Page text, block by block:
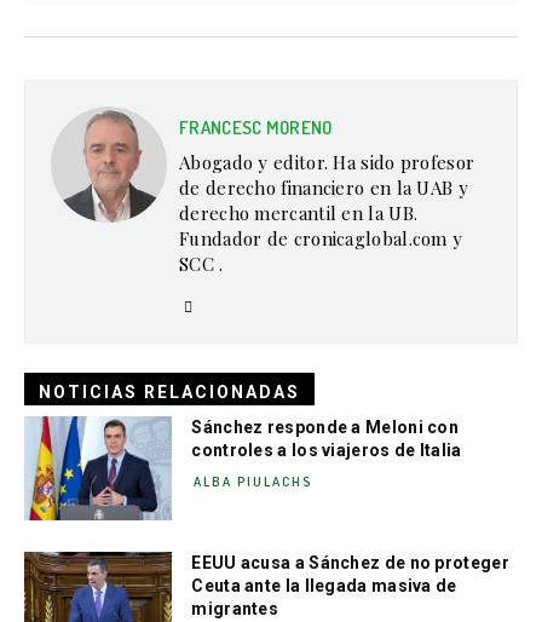
FRANCESC MORENO
Abogado y editor. Ha sido profesor
de derecho financiero en la UAB y
derecho mercantil en la UB.
Fundador de cronicaglobal.com y
SCC .
NOTICIAS RELACIONADAS
Sánchez responde a Meloni con
controles a los viajeros de Italia
ALBA PIULACHS
EEUU acusa a Sánchez de no proteger
Ceuta ante la llegada masiva de
migrantes